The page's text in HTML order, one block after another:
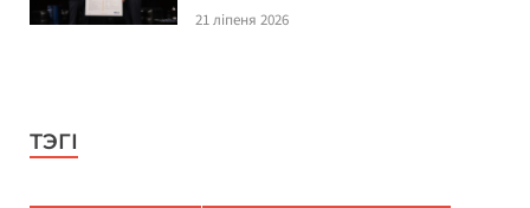
21 ліпеня 2026
ТЭГІ